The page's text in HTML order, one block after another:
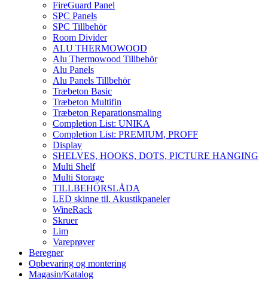
FireGuard Panel
SPC Panels
SPC Tillbehör
Room Divider
ALU THERMOWOOD
Alu Thermowood Tillbehör
Alu Panels
Alu Panels Tillbehör
Træbeton Basic
Træbeton Multifin
Træbeton Reparationsmaling
Completion List: UNIKA
Completion List: PREMIUM, PROFF
Display
SHELVES, HOOKS, DOTS, PICTURE HANGING
Multi Shelf
Multi Storage
TILLBEHÖRSLÅDA
LED skinne til. Akustikpaneler
WineRack
Skruer
Lim
Vareprøver
Beregner
Opbevaring og montering
Magasin/Katalog